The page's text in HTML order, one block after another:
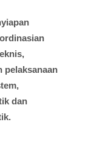
,
pelaksanaan
,
dan